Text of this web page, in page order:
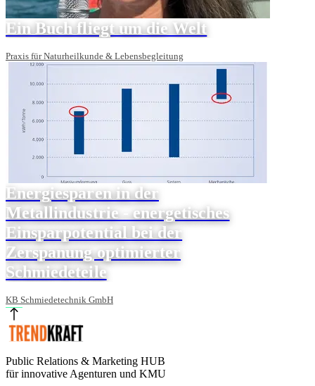
Ein Buch fliegt um die Welt
Praxis für Naturheilkunde & Lebensbegleitung
Energiesparen in der
Metallindustrie - energetisches
Einsparpotential bei der
Zerspanung optimierter
Schmiedeteile
KB Schmiedetechnik GmbH
Public Relations & Marketing HUB
für innovative Agenturen und KMU